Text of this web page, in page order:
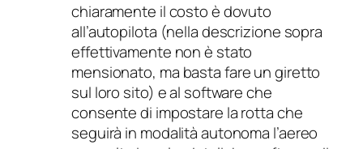
chiaramente il costo è dovuto
all’autopilota (nella descrizione sopra
effettivamente non è stato
mensionato, ma basta fare un giretto
sul loro sito) e al software che
consente di impostare la rotta che
seguirà in modalità autonoma l’aereo